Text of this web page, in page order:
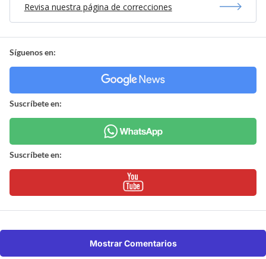
Revisa nuestra página de correcciones
Síguenos en:
Suscríbete en:
Suscríbete en:
Mostrar Comentarios